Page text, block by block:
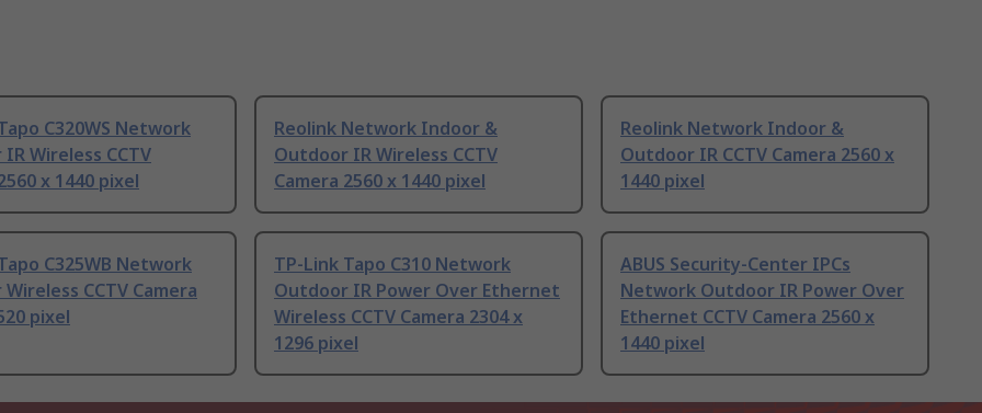
C320WS Network
Wireless CCTV
x 1440 pixel
Reolink Network Indoor &
Outdoor IR Wireless CCTV
Camera 2560 x 1440 pixel
Reolink Network Indoor &
Outdoor IR CCTV Camera 2560 x
1440 pixel
C325WB Network
CCTV Camera
pixel
TP-Link Tapo C310 Network
Outdoor IR Power Over Ethernet
Wireless CCTV Camera 2304 x
1296 pixel
ABUS Security-Center IPCs
Network Outdoor IR Power Over
Ethernet CCTV Camera 2560 x
1440 pixel